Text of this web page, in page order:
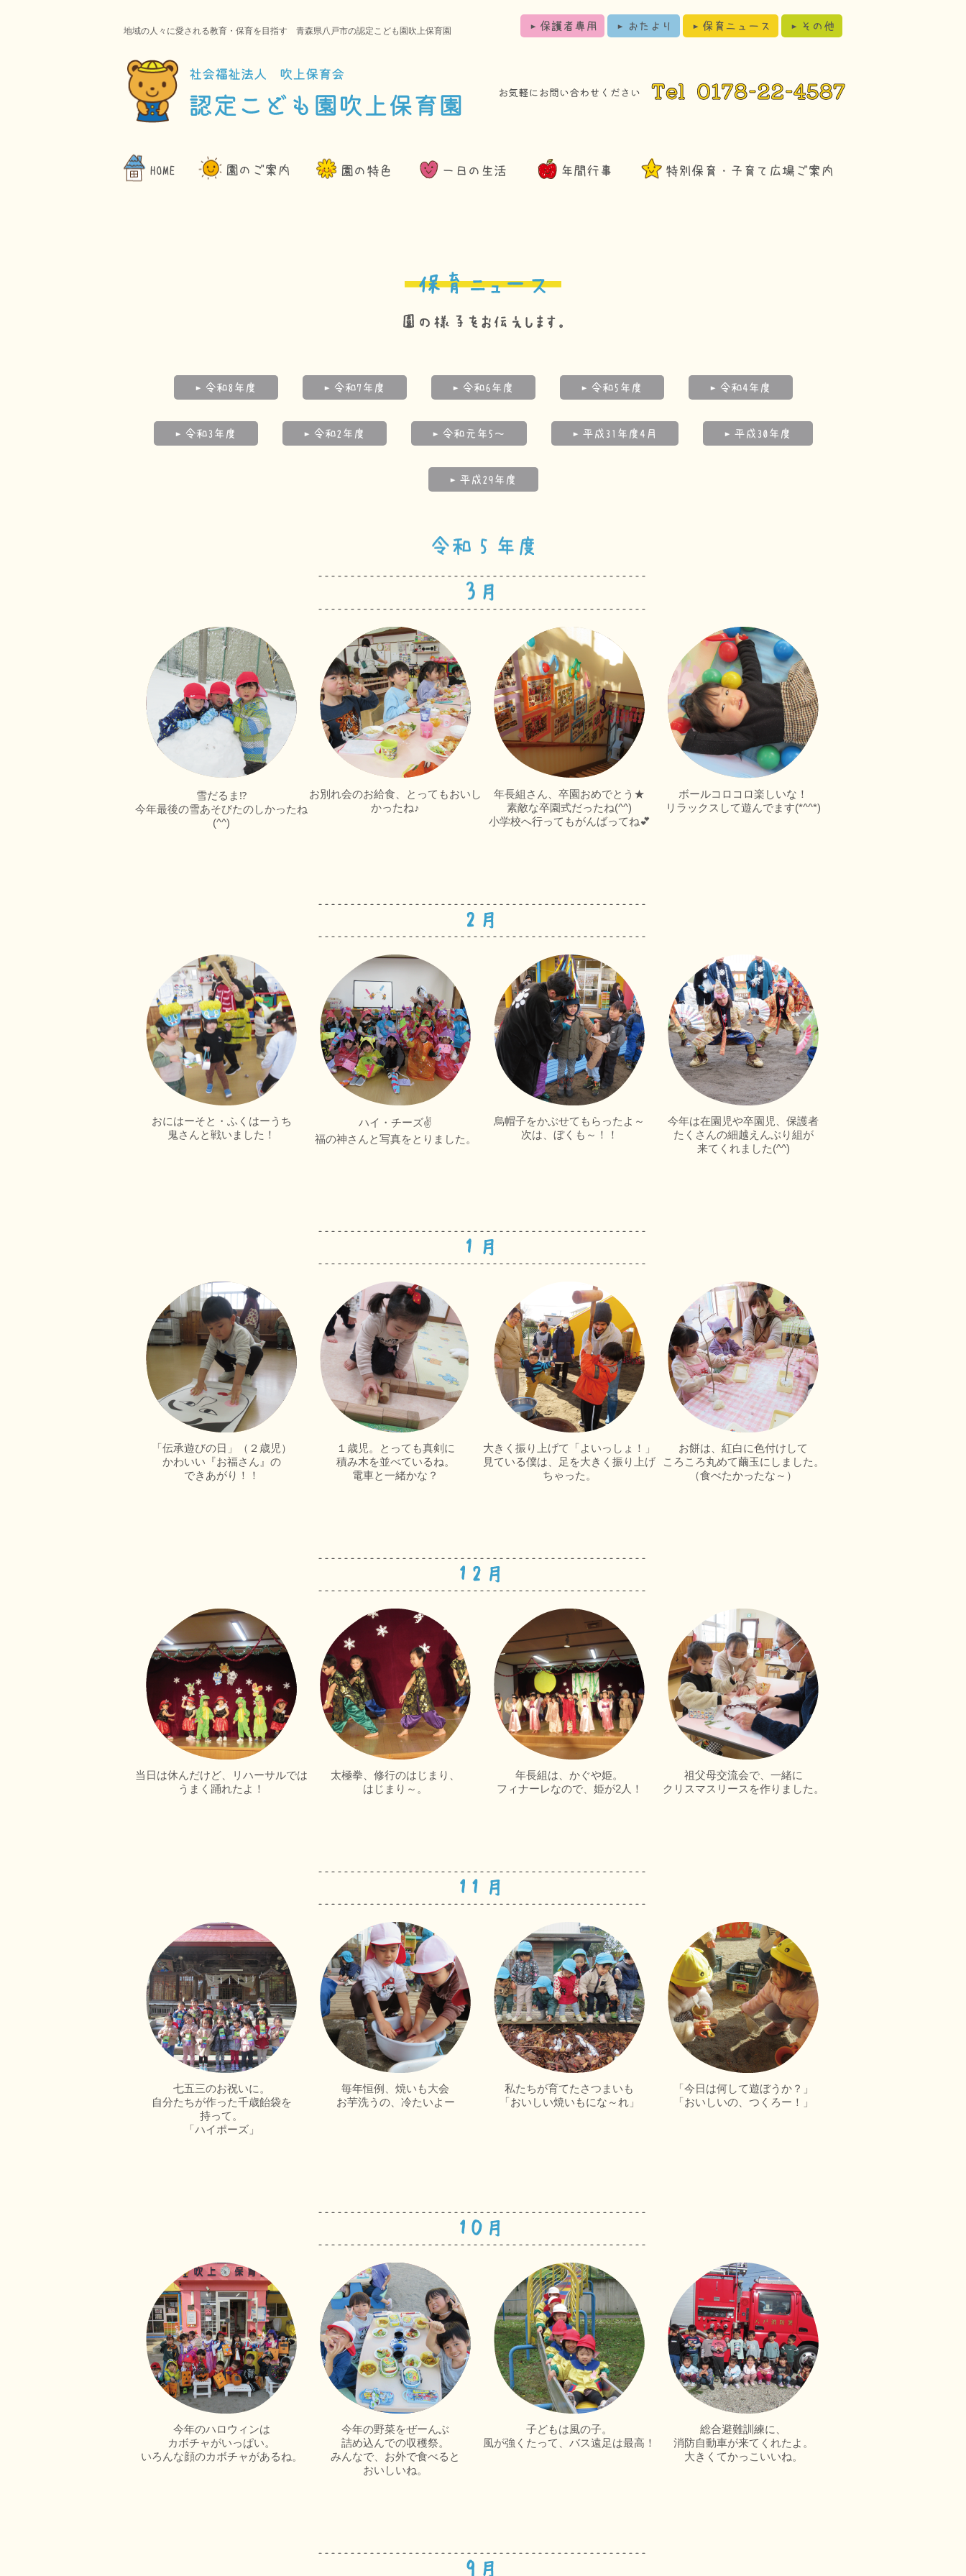
地域の人々に愛される教育・保育を目指す 青森県八戸市の認定こども園吹上保育園 保護者専用 おたより 保育ニュース その他
HOME 園のご案内 園の特色 一日の生活 年間行事 特別保育・子育て広場ご案内
令和8年度 令和7年度 令和6年度 令和5年度 令和4年度
令和3年度 令和2年度 令和元年5～ 平成31年度4月 平成30年度
平成29年度
雪だるま⁉
今年最後の雪あそびたのしかったね
(^^)
お別れ会のお給食、とってもおいし
かったね♪
年長組さん、卒園おめでとう★
素敵な卒園式だったね(^^)
小学校へ行ってもがんばってね💕
ボールコロコロ楽しいな！
リラックスして遊んでます(*^^*)
おにはーそと・ふくはーうち
鬼さんと戦いました！
ハイ・チーズ✌
福の神さんと写真をとりました。
烏帽子をかぶせてもらったよ～
次は、ぼくも～！！
今年は在園児や卒園児、保護者
たくさんの細越えんぶり組が
来てくれました(^^)
「伝承遊びの日」（２歳児）
かわいい『お福さん』の
できあがり！！
１歳児。とっても真剣に
積み木を並べているね。
電車と一緒かな？
大きく振り上げて「よいっしょ！」
見ている僕は、足を大きく振り上げ
ちゃった。
お餅は、紅白に色付けして
ころころ丸めて繭玉にしました。
（食べたかったな～）
当日は休んだけど、リハーサルでは
うまく踊れたよ！
太極拳、修行のはじまり、
はじまり～。
年長組は、かぐや姫。
フィナーレなので、姫が2人！
祖父母交流会で、一緒に
クリスマスリースを作りました。
七五三のお祝いに。
自分たちが作った千歳飴袋を
持って。
「ハイポーズ」
毎年恒例、焼いも大会
お芋洗うの、冷たいよー
私たちが育てたさつまいも
「おいしい焼いもにな～れ」
「今日は何して遊ぼうか？」
「おいしいの、つくろー！」
今年のハロウィンは
カボチャがいっぱい。
いろんな顔のカボチャがあるね。
今年の野菜をぜーんぶ
詰め込んでの収穫祭。
みんなで、お外で食べると
おいしいね。
子どもは風の子。
風が強くたって、バス遠足は最高！
総合避難訓練に、
消防自動車が来てくれたよ。
大きくてかっこいいね。